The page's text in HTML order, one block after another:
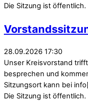
Die Sitzung ist öffentlich.
28.09.2026 17:30
Unser Kreisvorstand
besprechen und
Sitzungsort kann bei
Die Sitzung ist öffentlich.